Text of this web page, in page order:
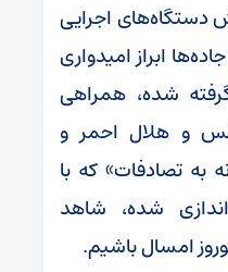
دستگاه‌های اجرایی
ابراز امیدواری
شده، همراهی
و هلال احمر و
تصادفات» که با
شده، شاهد
امسال باشیم.